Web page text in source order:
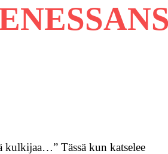
kulkijaa…” Tässä kun katselee